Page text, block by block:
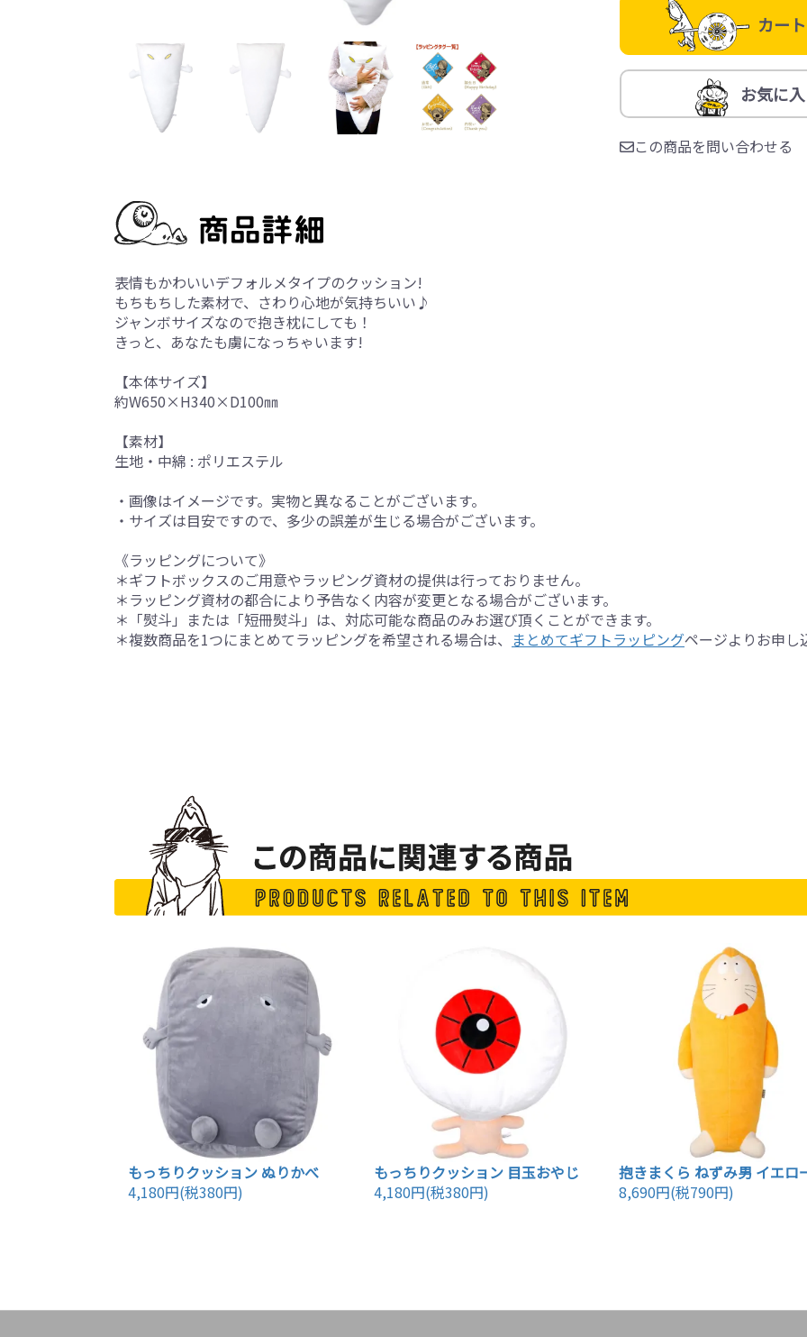
カー
お気に
この商品を問い合わせる
表情もかわいいデフォルメタイプのクッション!
もちもちした素材で、さわり心地が気持ちいい♪
ジャンボサイズなので抱き枕にしても！
きっと、あなたも虜になっちゃいます!
【本体サイズ】
約W650×H340×D100㎜
【素材】
生地・中綿 : ポリエステル
・画像はイメージです。実物と異なることがございます。
・サイズは目安ですので、多少の誤差が生じる場合がございます。
《ラッピングについて》
＊ギフトボックスのご用意やラッピング資材の提供は行っておりません。
＊ラッピング資材の都合により予告なく内容が変更となる場合がございます。
＊「熨斗」または「短冊熨斗」は、対応可能な商品のみお選び頂くことができます。
＊複数商品を1つにまとめてラッピングを希望される場合は、 まとめてギフトラッピングページよりお申し
もっちりクッション ぬりかべ
4,180円(税380円)
もっちりクッション 目玉おやじ
4,180円(税380円)
抱きまくら ねずみ男 イエロ
8,690円(税790円)